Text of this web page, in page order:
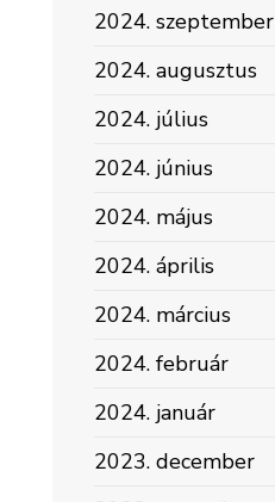
2024. szeptember
2024. augusztus
2024. július
2024. június
2024. május
2024. április
2024. március
2024. február
2024. január
2023. december